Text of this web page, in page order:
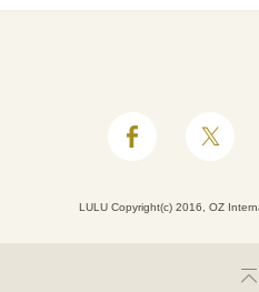
LULU Copyright(c) 2016, OZ